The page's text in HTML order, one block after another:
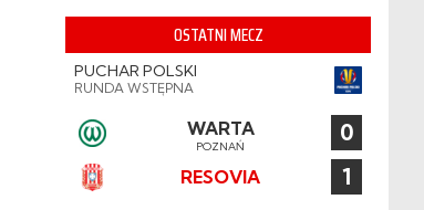
OSTATNI MECZ
PUCHAR POLSKI
RUNDA WSTĘPNA
WARTA
POZNAŃ 0
RESOVIA 1